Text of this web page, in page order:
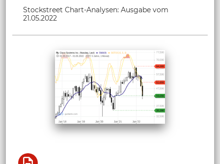
Stockstreet Chart-Analysen: Ausgabe vom
21.05.2022